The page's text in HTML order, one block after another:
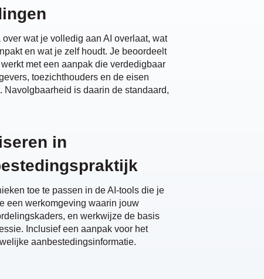
wat je volledig aan AI overlaat, wat
en wat je zelf houdt. Je beoordeelt
met een aanpak die verdedigbaar
toezichthouders en de eisen
Navolgbaarheid is daarin de standaard,
in
toe te passen in de AI-tools die je
een werkomgeving waarin jouw
en werkwijze de basis
Inclusief een aanpak voor het
aanbestedingsinformatie.